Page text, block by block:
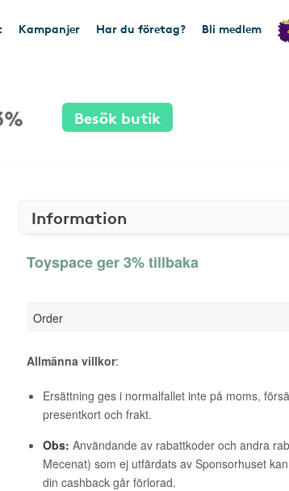
Kampanjer Har du företag? Bli medlem
Besök butik
Information
Toyspace ger 3% tillbaka
Order
Allmänna villkor:
Ersättning ges i normalfallet inte på moms,
presentkort och frakt.
Obs: Användande av rabattkoder och andra
Mecenat) som ej utfärdats av Sponsorhuset
din cashback går förlorad.